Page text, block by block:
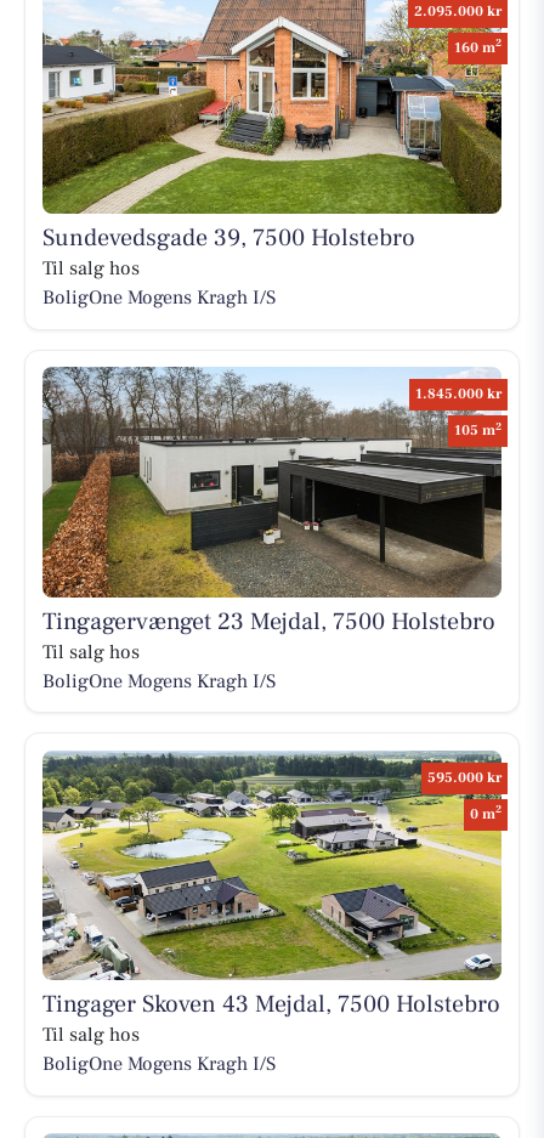
2.095.000 kr
160 m2
Sundevedsgade 39, 7500 Holstebro
Til salg hos
BoligOne Mogens Kragh I/S
1.845.000 kr
105 m2
Tingagervænget 23 Mejdal, 7500 Holstebro
Til salg hos
BoligOne Mogens Kragh I/S
595.000 kr
0 m2
Tingager Skoven 43 Mejdal, 7500 Holstebro
Til salg hos
BoligOne Mogens Kragh I/S